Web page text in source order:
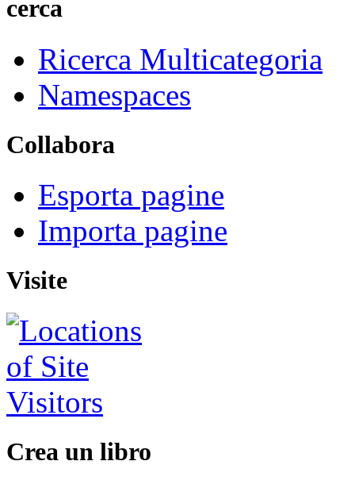
cerca
Ricerca Multicategoria
Namespaces
Collabora
Esporta pagine
Importa pagine
Visite
Crea un libro